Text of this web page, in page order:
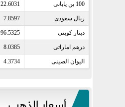
100 ين يابانى​ 22.6031
ريال سعودى​ 7.8597
دينار كويتى​ 96.5325
درهم اماراتى​ 8.0385
اليوان الصينى​ 4.3734
أسعار الذهب